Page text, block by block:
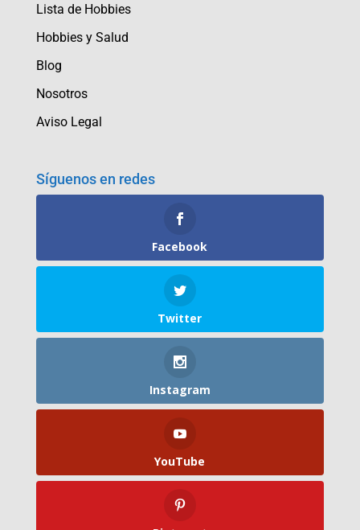
Lista de Hobbies
Hobbies y Salud
Blog
Nosotros
Aviso Legal
Síguenos en redes
Facebook
Twitter
Instagram
YouTube